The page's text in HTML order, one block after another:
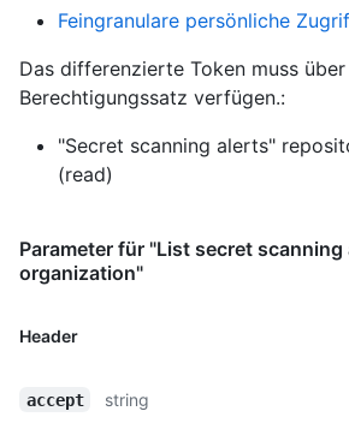
Feingranulare persönliche
Das differenzierte Token muss
Berechtigungssatz verfügen.:
"Secret scanning alerts"
(read)
Parameter für "List secret scanning
organization"
Header
accept
string